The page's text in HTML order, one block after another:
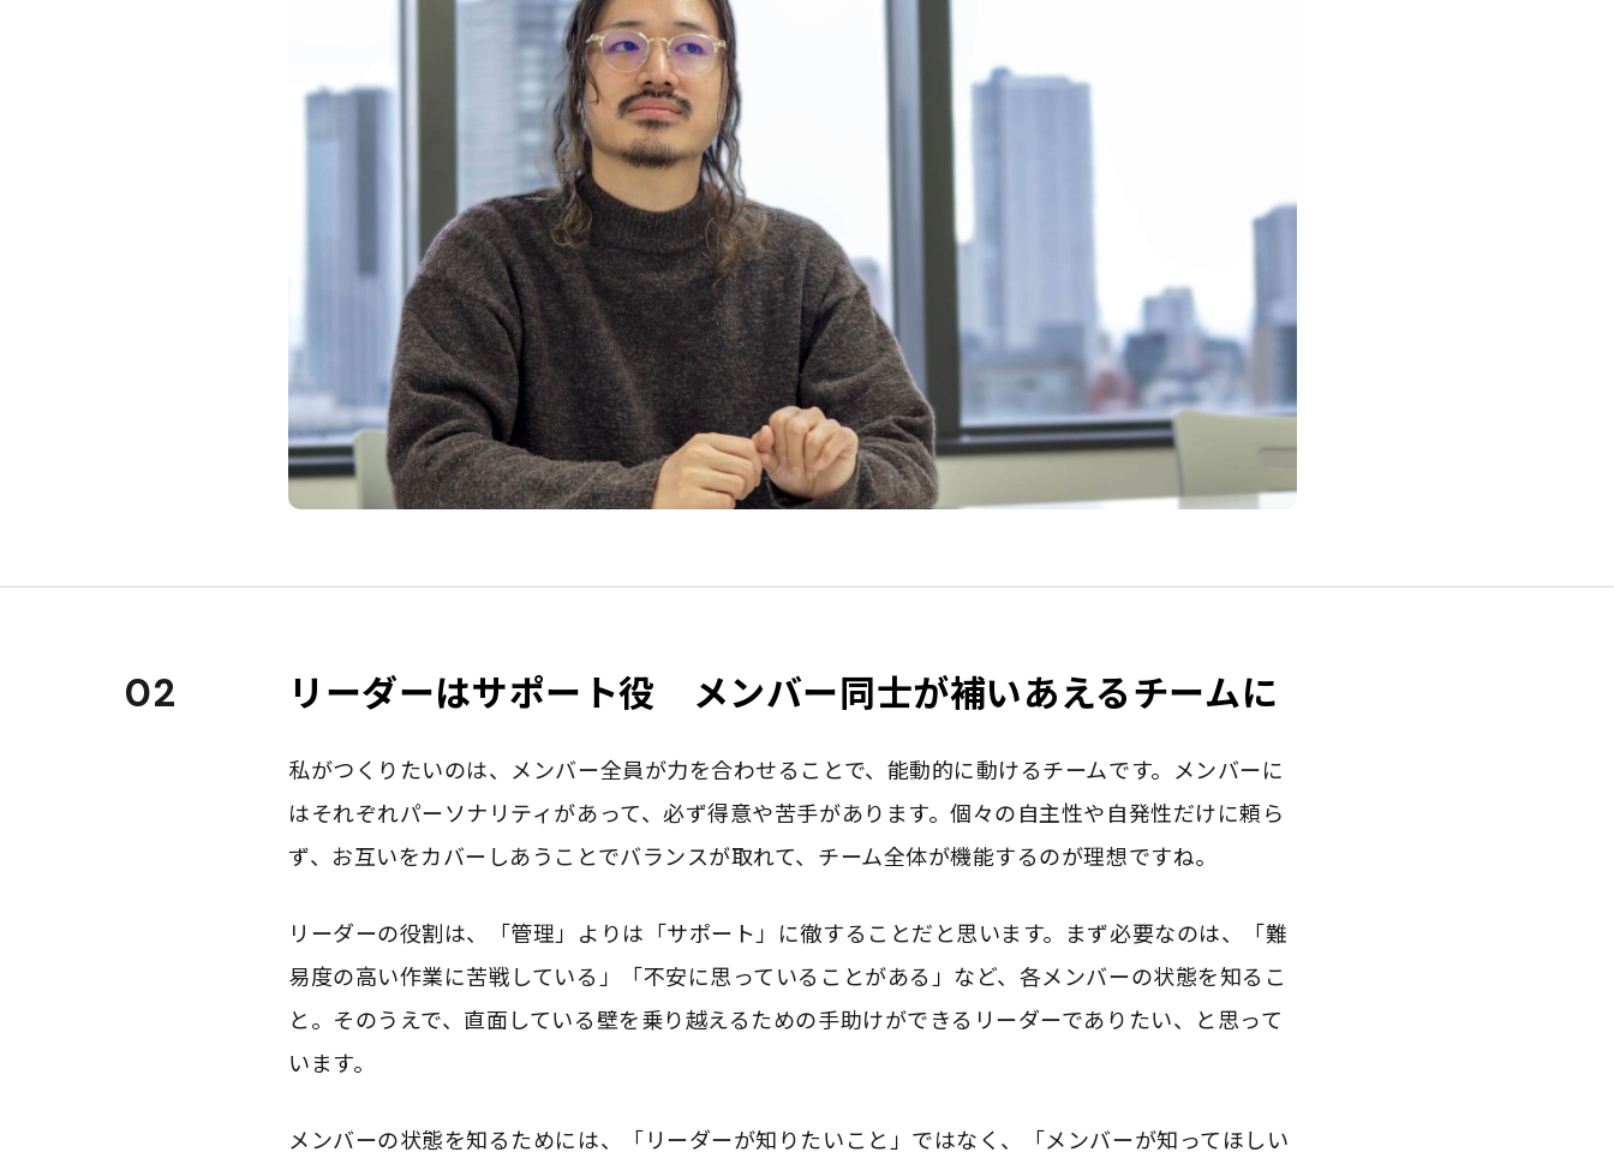
02 リーダーはサポート役 メンバー同士が補いあえるチームに
私がつくりたいのは、メンバー全員が力を合わせることで、能動的に動けるチームです。メンバーに
はそれぞれパーソナリティがあって、必ず得意や苦手があります。個々の自主性や自発性だけに頼ら
ず、お互いをカバーしあうことでバランスが取れて、チーム全体が機能するのが理想ですね。
リーダーの役割は、「管理」よりは「サポート」に徹することだと思います。まず必要なのは、「難
易度の高い作業に苦戦している」「不安に思っていることがある」など、各メンバーの状態を知るこ
と。そのうえで、直面している壁を乗り越えるための手助けができるリーダーでありたい、と思って
います。
メンバーの状態を知るためには、「リーダーが知りたいこと」ではなく、「メンバーが知ってほしい